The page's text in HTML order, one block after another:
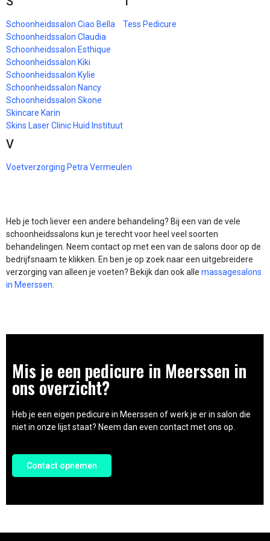
Schoonheidssalon Ciao Bella
Schoonheidssalon Claudia
Schoonheidssalon Esthique
Schoonheidssalon Kiki
Schoonheidssalon Kylie
Schoonheidssalon Nancy
Schoonheidssalon Skone
Skincare Karin
Skins Laser Clinic Huid Instituut
Tess Pedicure
V
Voetverzorging Petra Vermeulen
Heb je toch liever een andere behandeling? Bij een van de vele
schoonheidssalons kun je terecht voor heel veel soorten
behandelingen. Neem contact op met een van de salons door op de
bedrijfsnaam te klikken. En ben je op zoek naar een uitgebreidere
verzorging van alleen je voeten? Bekijk dan ook alle massagesalons
in Meerssen.
Mis je een pedicure in Meerssen in
ons overzicht?
Heb je een eigen pedicure in Meerssen of werk je er in salon die
niet in onze lijst staat? Neem dan even contact met ons op.
Contact opnemen